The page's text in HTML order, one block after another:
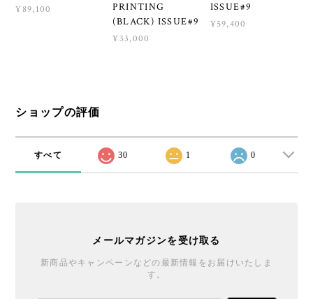
¥89,100
PRINTING
(BLACK) ISSUE#9
¥33,000
ISSUE#9
¥59,400
ショップの評価
すべて 30 1 0
メールマガジンを受け取る
新商品やキャンペーンなどの最新情報をお届けいたしま
す。